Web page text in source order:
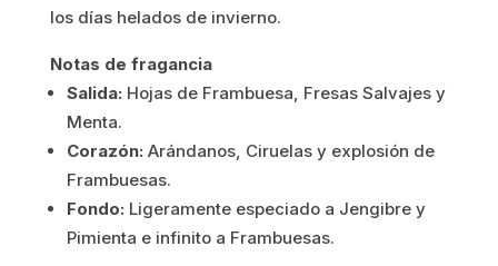
1.03€.0.82€.
los días helados de invierno.
Notas de fragancia
Salida: Hojas de Frambuesa, Fresas Salvajes y
Menta.
Corazón: Arándanos, Ciruelas y explosión de
Frambuesas.
Fondo: Ligeramente especiado a Jengibre y
Pimienta e infinito a Frambuesas.